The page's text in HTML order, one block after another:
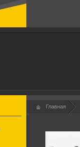
Главная